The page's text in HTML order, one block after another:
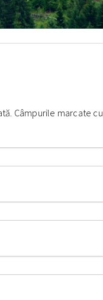
Câmpurile marcate cu